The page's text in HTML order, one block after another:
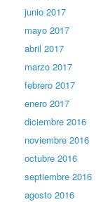
junio 2017
mayo 2017
abril 2017
marzo 2017
febrero 2017
enero 2017
diciembre 2016
noviembre 2016
octubre 2016
septiembre 2016
agosto 2016